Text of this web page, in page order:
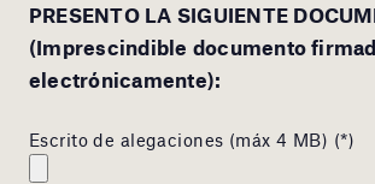
PRESENTO LA SIGUIENTE
(Imprescindible documento
electrónicamente):
Escrito de alegaciones (máx 4 MB) (*)